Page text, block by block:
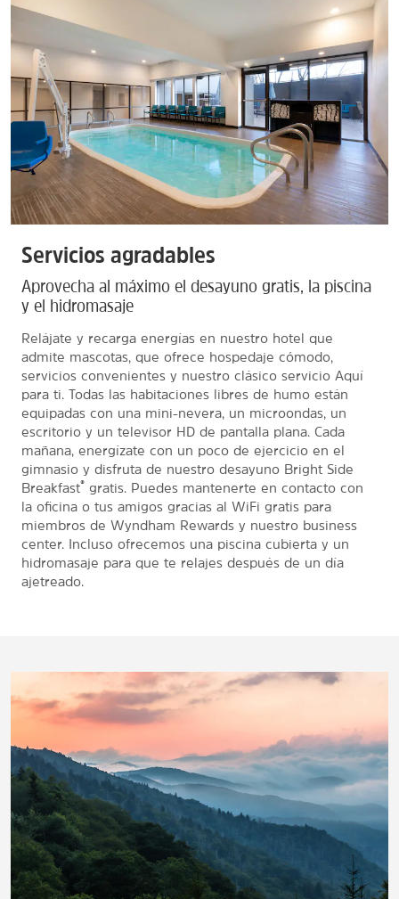
Servicios agradables
Aprovecha al máximo el desayuno gratis, la piscina
y el hidromasaje
Relájate y recarga energías en nuestro hotel que
admite mascotas, que ofrece hospedaje cómodo,
servicios convenientes y nuestro clásico servicio Aquí
para ti. Todas las habitaciones libres de humo están
equipadas con una mini-nevera, un microondas, un
escritorio y un televisor HD de pantalla plana. Cada
mañana, energízate con un poco de ejercicio en el
gimnasio y disfruta de nuestro desayuno Bright Side
Breakfast® gratis. Puedes mantenerte en contacto con
la oficina o tus amigos gracias al WiFi gratis para
miembros de Wyndham Rewards y nuestro business
center. Incluso ofrecemos una piscina cubierta y un
hidromasaje para que te relajes después de un día
ajetreado.